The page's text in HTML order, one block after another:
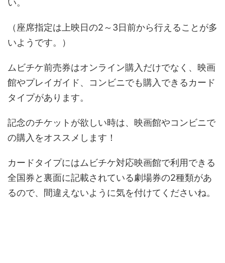
い。
（座席指定は上映日の2～3日前から行えることが多
いようです。）
ムビチケ前売券はオンライン購入だけでなく、映画
館やプレイガイド、コンビニでも購入できるカード
タイプがあります。
記念のチケットが欲しい時は、映画館やコンビニで
の購入をオススメします！
カードタイプにはムビチケ対応映画館で利用できる
全国券と裏面に記載されている劇場券の2種類があ
るので、間違えないように気を付けてくださいね。